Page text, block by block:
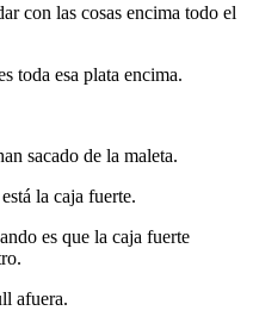
con las cosas encima todo el
toda esa plata encima.
sacado de la maleta.
la caja fuerte.
es que la caja fuerte
afuera.